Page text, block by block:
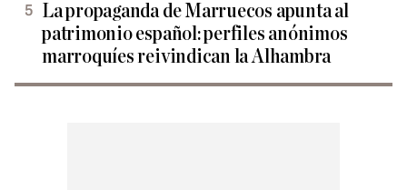
La propaganda de Marruecos apunta al
patrimonio español: perfiles anónimos
marroquíes reivindican la Alhambra